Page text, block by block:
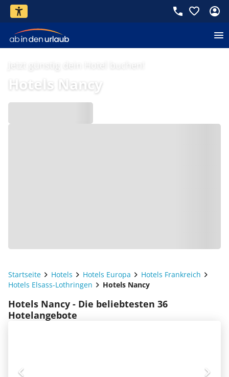
Jetzt günstig dein Hotel buchen!
Hotels Nancy
Startseite Hotels Hotels Europa
Hotels Frankreich
Hotels Elsass-Lothringen
Hotels Nancy
Hotels Nancy - Die beliebtesten 36
Hotelangebote